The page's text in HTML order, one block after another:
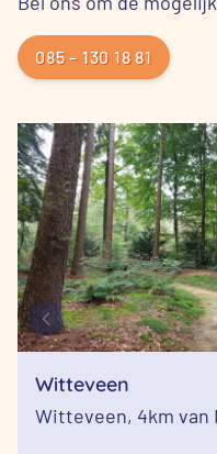
085 – 130 18 81
Witteveen
Witteveen, 4km van